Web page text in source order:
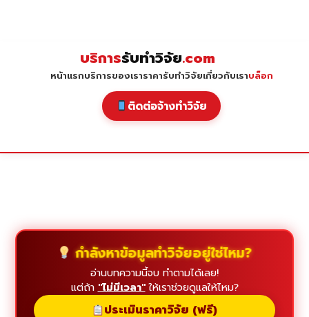
บริการรับทำวิจัย.com
หน้าแรกบริการของเราราคารับทำวิจัยเกี่ยวกับเราบล็อก
ติดต่อจ้างทำวิจัย
กำลังหาข้อมูลทำวิจัยอยู่ใช่ไหม?
อ่านบทความนี้จบ ทำตามได้เลย!
แต่ถ้า "ไม่มีเวลา"ให้เราช่วยดูแลให้ไหม?
ประเมินราคาวิจัย (ฟรี)